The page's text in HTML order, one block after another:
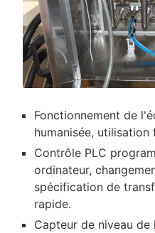
Fonctionnement de
humanisée, utilisation
Contrôle PLC
ordinateur,
spécification de
rapide.
Capteur de niveau de